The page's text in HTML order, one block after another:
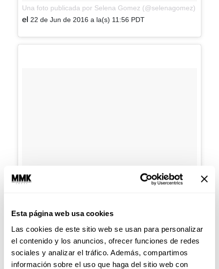
Esta página web usa cookies
Las cookies de este sitio web se usan para personalizar
el contenido y los anuncios, ofrecer funciones de redes
sociales y analizar el tráfico. Además, compartimos
información sobre el uso que haga del sitio web con
Una foto publicada por Selena Gomez (@selenagomez)
el 22 de Jun de 2016 a la(s) 11:56 PDT
One of my favorite nights on tour